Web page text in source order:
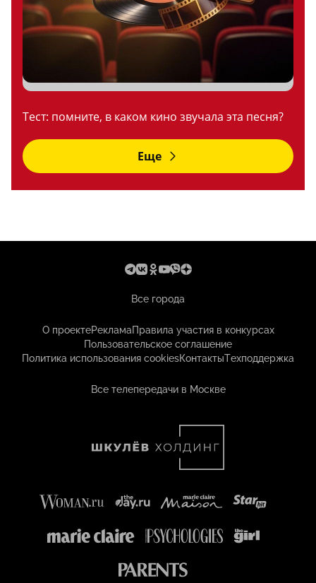
Тест: помните, в каком кино звучала эта песня?
Еще
Все города
О проектеРекламаПравила участия в конкурсах
Пользовательское соглашение
Политика использования cookiesКонтактыТехподдержка
Все телепередачи в Москве